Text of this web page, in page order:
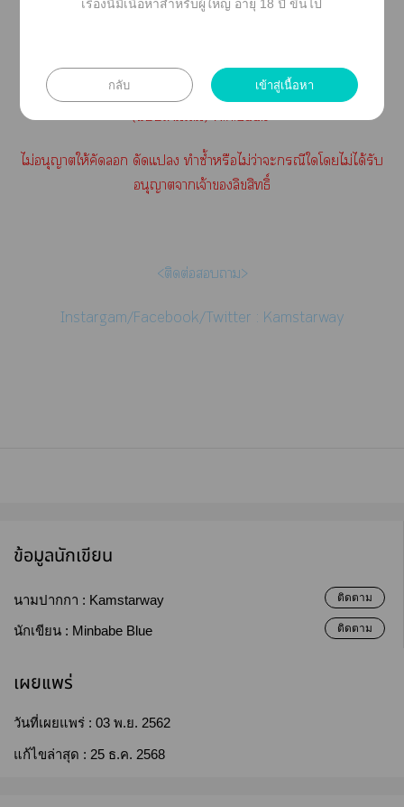
สิขสิทธิ์าะาบัญญัติลิขสิทธิ์
(ฉบับเพิ่มเติม) พ.ศ.๒๕๕๘
ไม่อนุญาตให้คัด ดัดแ ทำซ้ำหรือไม่ว่าะกรณีใโไม่ได้รับ
อนุญาตาเจ้าลิขสิทธิ์
<ติดต่อา>
Instargam/Facebook/Twitter : Kamstarway
ข้อมูลนักเขียน
นามปากกา : Kamstarway ติดตาม
นักเขียน : Minbabe Blue ติดตาม
เผยแพร่
วันที่เผยแพร่ : 03 พ.ย. 2562
แก้ไขล่าสุด : 25 ธ.ค. 2568
เรื่องนี้มีเนื้อหาสำหรับผู้ใหญ่ อายุ 18 ปี ขึ้นไป
กลับ เข้าสู่เนื้อหา